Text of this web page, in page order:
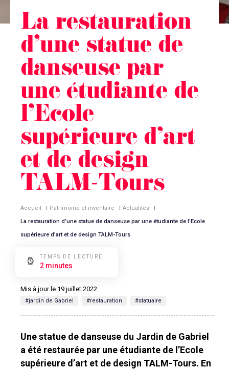
La restauration
d’une statue de
danseuse par
une étudiante de
l’Ecole
supérieure d’art
et de design
TALM-Tours
Accueil | Patrimoine et inventaire | Actualités
|
La restauration d’une statue de danseuse par une étudiante de l’Ecole
supérieure d’art et de design TALM-Tours
TEMPS DE LECTURE
2 minutes
Mis à jour le 19 juillet 2022
#jardin de Gabriel #restauration #statuaire
Une statue de danseuse du Jardin de Gabriel
a été restaurée par une étudiante de l’Ecole
supérieure d’art et de design TALM-Tours. En